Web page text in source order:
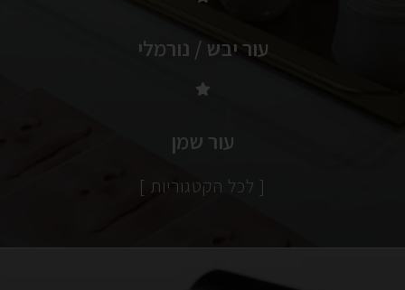
עור יבש / נורמלי
עור שמן
[ לכל הקטגוריות ]